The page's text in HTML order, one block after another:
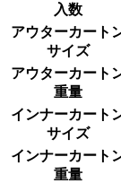
入数
アウターカート
サイズ
アウターカート
重量
インナーカート
サイズ
インナーカート
重量